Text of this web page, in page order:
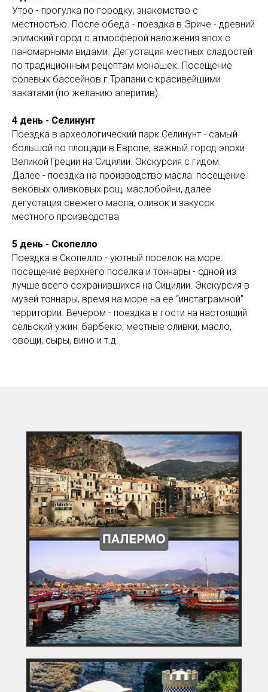
Утро - прогулка по городку, знакомство с
местностью. После обеда - поездка в Эриче - древний
элимский город с атмосферой наложения эпох с
паномарными видами. Дегустация местных сладостей
по традиционным рецептам монашек. Посещение
солевых бассейнов г.Трапани с красивейшими
закатами (по желанию аперитив).
4 день - Селинунт
Поездка в археологический парк Селинунт - самый
большой по площади в Европе, важный город эпохи
Великой Греции на Сицилии. Экскурсия с гидом.
Далее - поездка на производство масла: посещение
вековых оливковых рощ, маслобойни, далее
дегустация свежего масла, оливок и закусок
местного производства
5 день - Скопелло
Поездка в Скопелло - уютный поселок на море:
посещение верхнего поселка и тоннары - одной из
лучше всего сохранившихся на Сицилии. Экскурсия в
музей тоннары, время на море на ее “инстаграмной”
территории. Вечером - поездка в гости на настоящий
сельский ужин: барбекю, местные оливки, масло,
овощи, сыры, вино и т.д.